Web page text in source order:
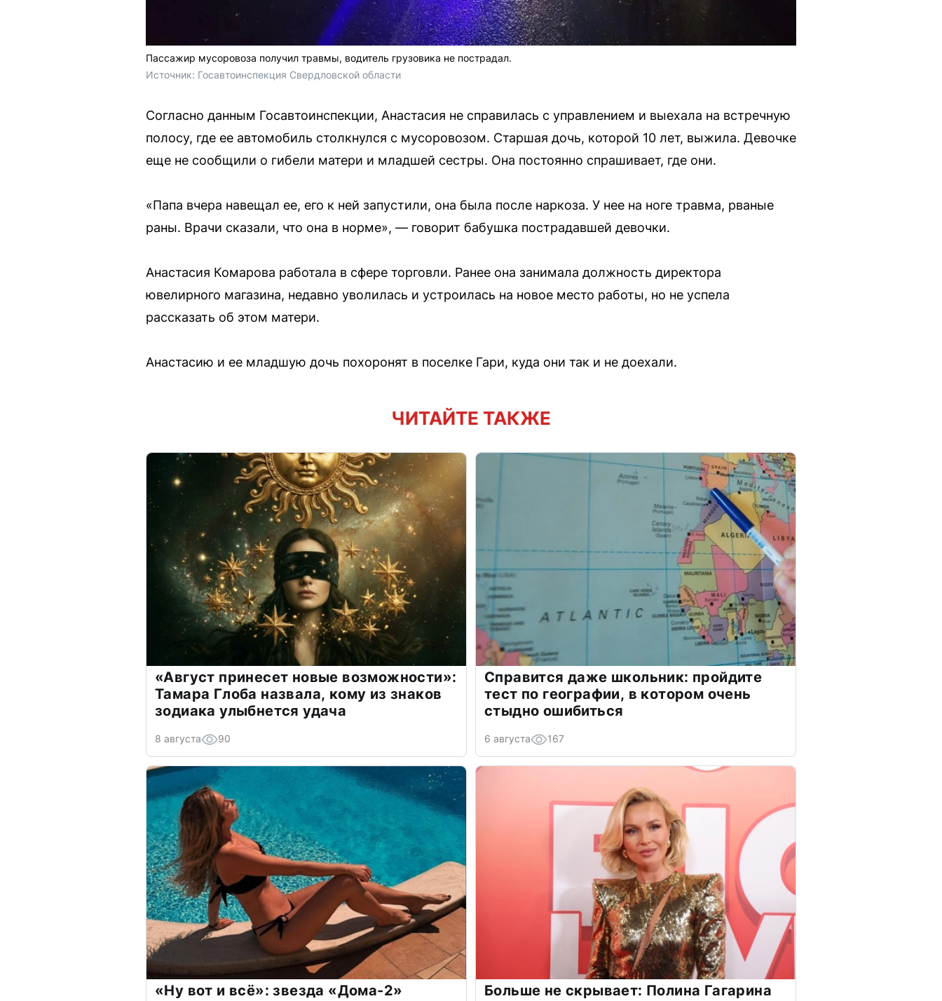
Пассажир мусоровоза получил травмы, водитель грузовика не пострадал.
Источник: Госавтоинспекция Свердловской области
Согласно данным Госавтоинспекции, Анастасия не справилась с управлением и выехала на встречную
полосу, где ее автомобиль столкнулся с мусоровозом. Старшая дочь, которой 10 лет, выжила. Девочке
еще не сообщили о гибели матери и младшей сестры. Она постоянно спрашивает, где они.
«Папа вчера навещал ее, его к ней запустили, она была после наркоза. У нее на ноге травма, рваные
раны. Врачи сказали, что она в норме», — говорит бабушка пострадавшей девочки.
Анастасия Комарова работала в сфере торговли. Ранее она занимала должность директора
ювелирного магазина, недавно уволилась и устроилась на новое место работы, но не успела
рассказать об этом матери.
Анастасию и ее младшую дочь похоронят в поселке Гари, куда они так и не доехали.
ЧИТАЙТЕ ТАКЖЕ
«Август принесет новые возможности»:
Тамара Глоба назвала, кому из знаков
зодиака улыбнется удача
8 августа 90
Справится даже школьник: пройдите
тест по географии, в котором очень
стыдно ошибиться
6 августа 167
«Ну вот и всё»: звезда «Дома-2»
Больше не скрывает: Полина Гагарина